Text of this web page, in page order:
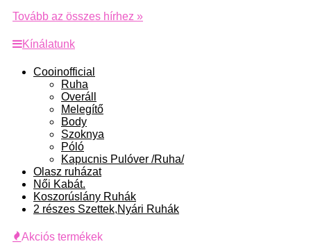
Tovább az összes hírhez »
Kínálatunk
Cooinofficial
Ruha
Overáll
Melegítő
Body
Szoknya
Póló
Kapucnis Pulóver /Ruha/
Olasz ruházat
Női Kabát.
Koszorúslány Ruhák
2 részes Szettek,Nyári Ruhák
Akciós termékek